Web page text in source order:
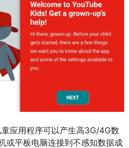
应用程序可以产生高3G/4G数
或平板电脑连接到不感知数据成